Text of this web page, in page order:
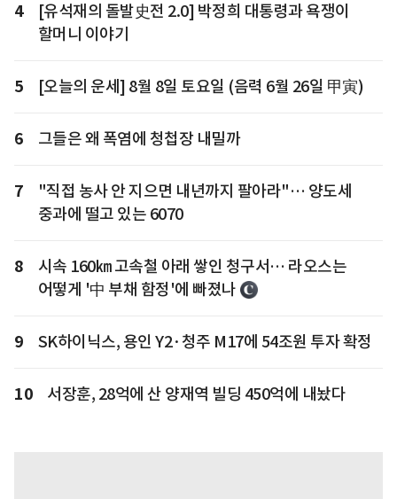
4
[유석재의 돌발史전 2.0] 박정희 대통령과 욕쟁이
할머니 이야기
5 [오늘의 운세] 8월 8일 토요일 (음력 6월 26일 甲寅)
6 그들은 왜 폭염에 청첩장 내밀까
7
"직접 농사 안 지으면 내년까지 팔아라"… 양도세
중과에 떨고 있는 6070
8
시속 160㎞ 고속철 아래 쌓인 청구서… 라오스는
어떻게 '中 부채 함정'에 빠졌나
9 SK하이닉스, 용인 Y2·청주 M17에 54조원 투자 확정
10 서장훈, 28억에 산 양재역 빌딩 450억에 내놨다